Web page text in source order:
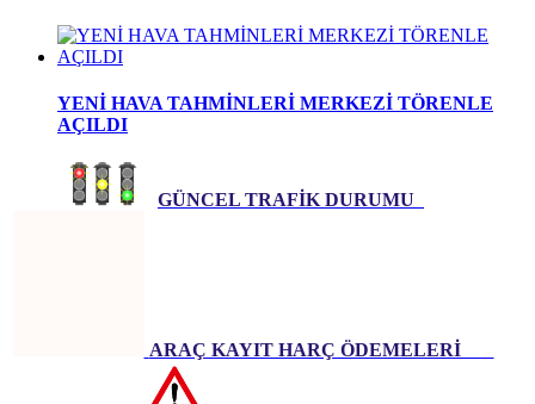
YENİ HAVA TAHMİNLERİ MERKEZİ TÖRENLE
AÇILDI
GÜNCEL TRAFİK DURUMU
ARAÇ KAYIT HARÇ ÖDEMELERİ